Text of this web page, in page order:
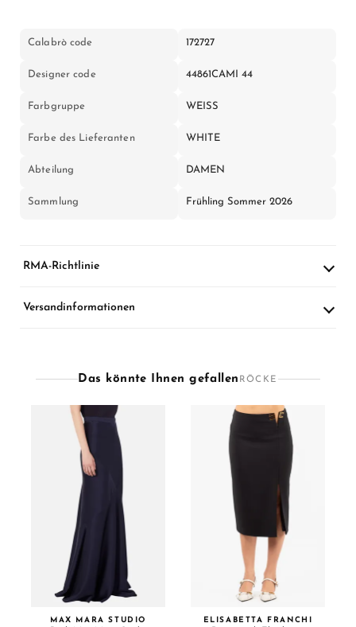
Calabrò code 172727
Designer code 44861CAMI 44
Farbgruppe WEISS
Farbe des Lieferanten WHITE
Abteilung DAMEN
Sammlung Frühling Sommer 2026
RMA-Richtlinie
Versandinformationen
Das könnte Ihnen gefallen RÖCKE
MAX MARA STUDIO ELISABETTA FRANCHI